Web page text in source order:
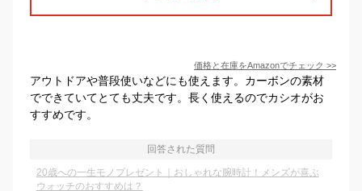
価格と在庫をAmazonでチェック >>
アウトドアや普段使いなどにも使えます。カーボンの素材
でできていてとても丈夫です。長く使えるのでカシオがお
すすめです。
回答された質問
20歳への一生モノプレゼント｜おしゃれな腕時計！メンズが喜ぶ
ウォッチのおすすめは？